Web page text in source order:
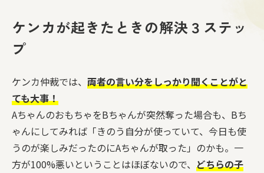
ケンカが起きたときの解決３ステッ
プ
ケンカ仲裁では、 両者の言い分をしっかり聞くことがと
ても大事！
AちゃんのおもちゃをBちゃんが突然奪った場合も、Bち
ゃんにしてみれば「きのう自分が使っていて、今日も使
うのが楽しみだったのにAちゃんが取った」のかも。一
方が100%悪いということはほぼないので、 どちらの子